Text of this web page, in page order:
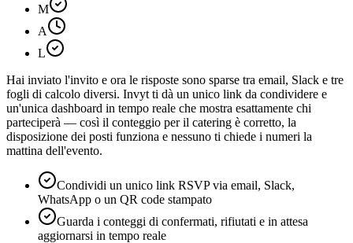
M
A
L
Hai inviato l'invito e ora le risposte sono sparse tra email, Slack e tre
fogli di calcolo diversi. Invyt ti dà un unico link da condividere e
un'unica dashboard in tempo reale che mostra esattamente chi
parteciperà — così il conteggio per il catering è corretto, la
disposizione dei posti funziona e nessuno ti chiede i numeri la
mattina dell'evento.
Condividi un unico link RSVP via email, Slack,
WhatsApp o un QR code stampato
Guarda i conteggi di confermati, rifiutati e in attesa
aggiornarsi in tempo reale